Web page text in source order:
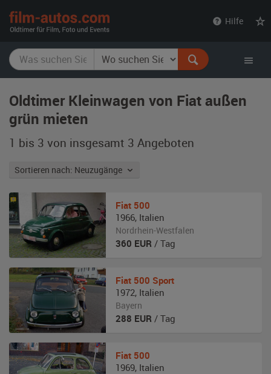
Hilfe
Oldtimer Kleinwagen von Fiat außen
grün mieten
1 bis 3 von insgesamt 3 Angeboten
Sortieren nach: Neuzugänge
Fiat 500
1966, Italien
Nordrhein-Westfalen
360 EUR / Tag
Fiat 500 Sport
1972, Italien
Bayern
288 EUR / Tag
Fiat 500
1969, Italien